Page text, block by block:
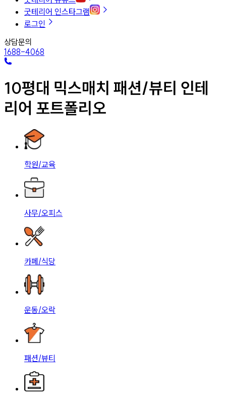
굿테리어 인스타그램
로그인
상담문의
1688-4068
10평대 믹스매치 패션/뷰티 인테
리어 포트폴리오
학원/교육
사무/오피스
카페/식당
운동/오락
패션/뷰티